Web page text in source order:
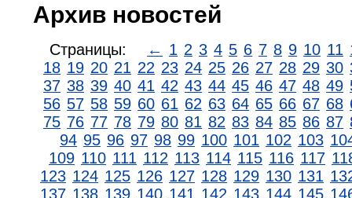
Архив новостей
Страницы: ← 1 2 3 4 5 6 7 8 9 10 11
18 19 20 21 22 23 24 25 26 27 28 29 30
37 38 39 40 41 42 43 44 45 46 47 48 49
56 57 58 59 60 61 62 63 64 65 66 67 68
75 76 77 78 79 80 81 82 83 84 85 86 87
94 95 96 97 98 99 100 101 102 103
109 110 111 112 113 114 115 116 117
123 124 125 126 127 128 129 130 131
137 138 139 140 141 142 143 144 145